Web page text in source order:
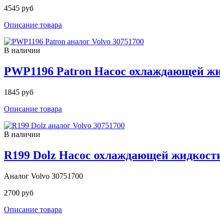
4545 руб
Описание товара
В наличии
PWP1196 Patron Насос охлаждающей
1845 руб
Описание товара
В наличии
R199 Dolz Насос охлаждающей
Аналог Volvo 30751700
2700 руб
Описание товара